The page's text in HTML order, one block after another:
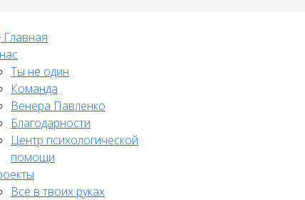
Главная
Ты не один
Команда
Венера Павленко
Благодарности
Центр психологической
помощи
Всё в твоих руках